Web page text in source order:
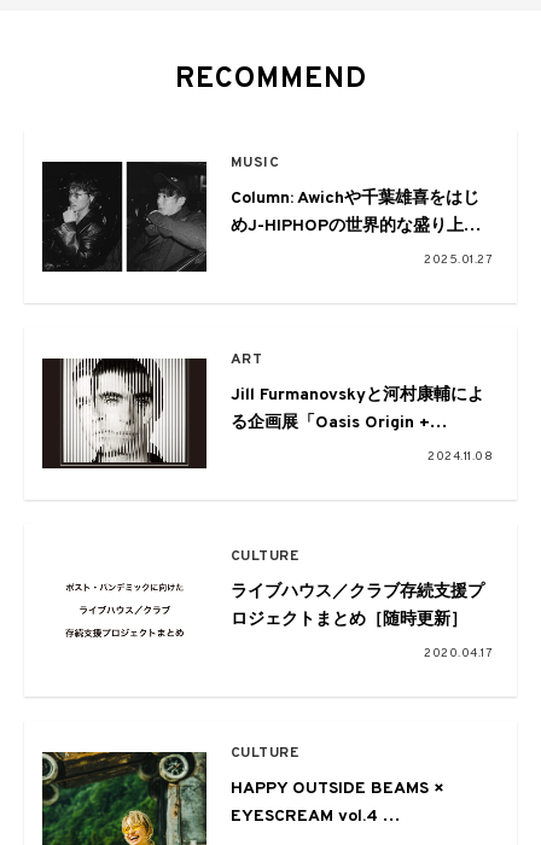
RECOMMEND
MUSIC
Column: Awichや千葉雄喜をはじ
めJ-HIPHOPの世界的な盛り上が
2025.01.27
ART
Jill Furmanovskyと河村康輔によ
る企画展「Oasis Origin +
Reconstruction」がNew Gallery
2024.11.08
CULTURE
ライブハウス／クラブ存続支援プ
ロジェクトまとめ［随時更新］
2020.04.17
CULTURE
HAPPY OUTSIDE BEAMS ×
EYESCREAM vol.4